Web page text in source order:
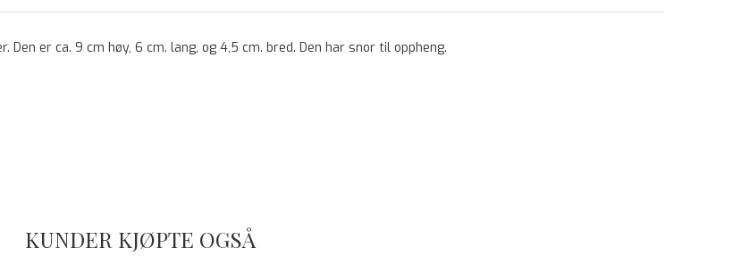
er ca. 9 cm høy, 6 cm. lang, og 4,5 cm. bred. Den har snor til oppheng.
KUNDER KJØPTE OGSÅ